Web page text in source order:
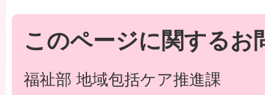
このページに関するお
福祉部 地域包括ケア推進課